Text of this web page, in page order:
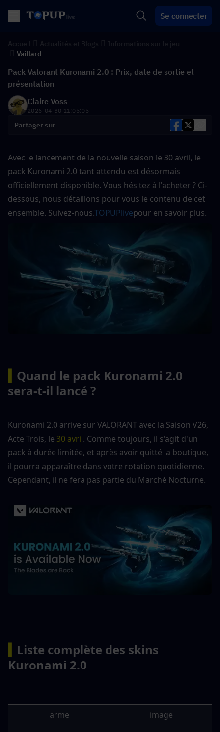
Se connecter
Vaillard
Pack Valorant Kuronami 2.0 : Prix, date de sortie et
présentation
Claire Voss
2026-04-30 11:05:05
Partager sur
Avec le lancement de la nouvelle saison le 30 avril, le
pack Kuronami 2.0 tant attendu est désormais
officiellement disponible. Vous hésitez à l'acheter ? Ci-
dessous, nous détaillons pour vous le contenu de cet
ensemble. Suivez-nous.TOPUPlivepour en savoir plus.
Quand le pack Kuronami 2.0
sera-t-il lancé ?
Kuronami 2.0 arrive sur VALORANT avec la Saison V26,
Acte Trois, le 30 avril. Comme toujours, il s'agit d'un
pack à durée limitée, et après avoir quitté la boutique,
il pourra apparaître dans votre rotation quotidienne.
Cependant, il ne fera pas partie du Marché Nocturne.
Liste complète des skins
Kuronami 2.0
arme image